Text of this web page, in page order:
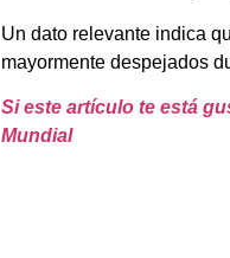
Un dato relevante indica
mayormente despejados
Si este artículo te está
Mundial